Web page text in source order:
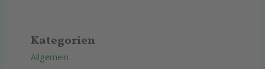
Kategorien
Allgemein